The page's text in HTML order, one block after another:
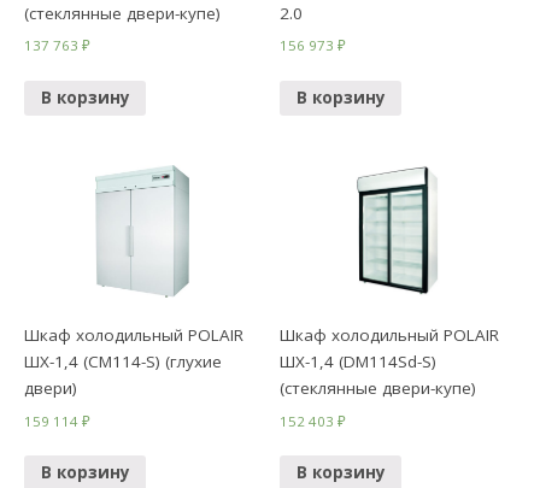
(стеклянные двери-купе)
137 763₽
В корзину
2.0
156 973₽
В корзину
Шкаф холодильный POLAIR
ШХ-1,4 (CM114-S) (глухие
двери)
159 114₽
В корзину
Шкаф холодильный POLAIR
ШХ-1,4 (DM114Sd-S)
(стеклянные двери-купе)
152 403₽
В корзину